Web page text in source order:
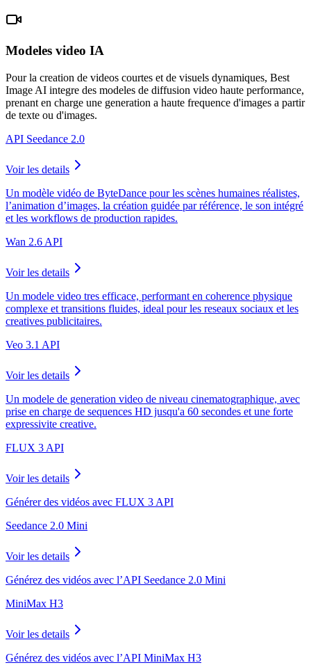
Modeles video IA
Pour la creation de videos courtes et de visuels dynamiques, Best
Image AI integre des modeles de diffusion video haute performance,
prenant en charge une generation a haute frequence d'images a partir
de texte ou d'images.
API Seedance 2.0
Voir les details
Un modèle vidéo de ByteDance pour les scènes humaines réalistes,
l’animation d’images, la création guidée par référence, le son intégré
et les workflows de production rapides.
Wan 2.6 API
Voir les details
Un modele video tres efficace, performant en coherence physique
complexe et transitions fluides, ideal pour les reseaux sociaux et les
creatives publicitaires.
Veo 3.1 API
Voir les details
Un modele de generation video de niveau cinematographique, avec
prise en charge de sequences HD jusqu'a 60 secondes et une forte
expressivite creative.
FLUX 3 API
Voir les details
Générer des vidéos avec FLUX 3 API
Seedance 2.0 Mini
Voir les details
Générez des vidéos avec l’API Seedance 2.0 Mini
MiniMax H3
Voir les details
Générez des vidéos avec l’API MiniMax H3